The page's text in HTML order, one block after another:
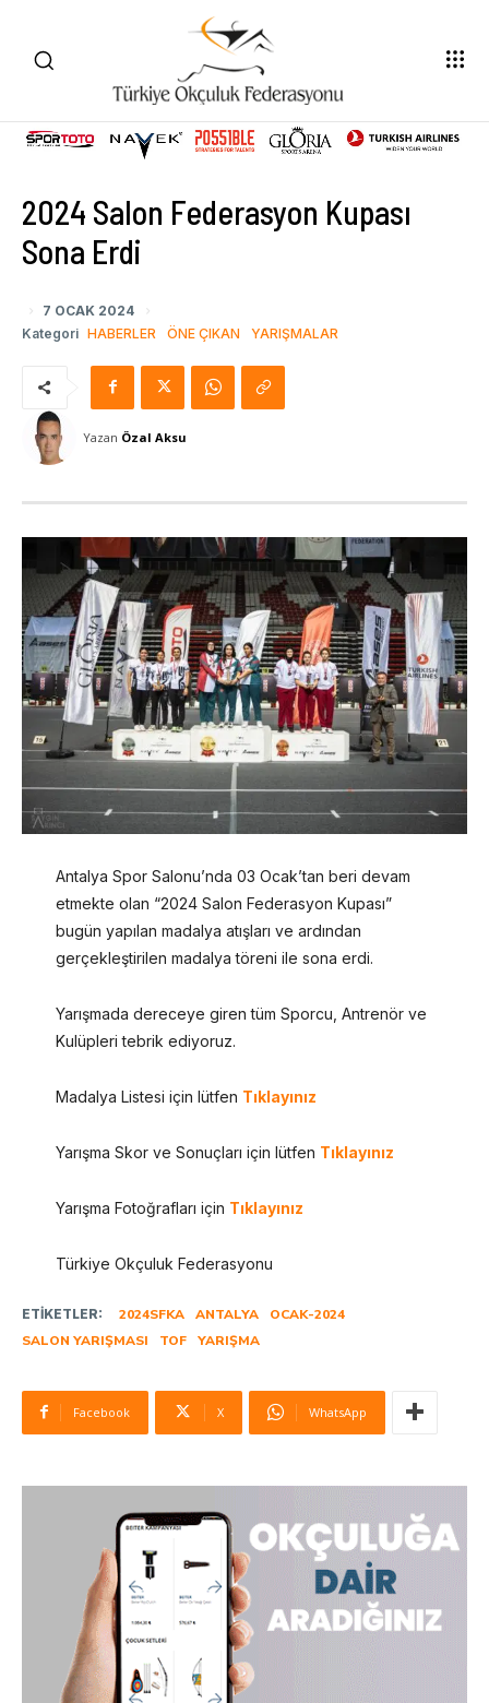
2024 Salon Federasyon Kupası
Sona Erdi
7 OCAK 2024
Kategori HABERLER ÖNE ÇIKAN YARIŞMALAR
Yazan Özal Aksu
Antalya Spor Salonu’nda 03 Ocak’tan beri devam
etmekte olan “2024 Salon Federasyon Kupası”
bugün yapılan madalya atışları ve ardından
gerçekleştirilen madalya töreni ile sona erdi.
Yarışmada dereceye giren tüm Sporcu, Antrenör ve
Kulüpleri tebrik ediyoruz.
Madalya Listesi için lütfen Tıklayınız
Yarışma Skor ve Sonuçları için lütfen Tıklayınız
Yarışma Fotoğrafları için Tıklayınız
Türkiye Okçuluk Federasyonu
ETIKETLER: 2024SFKA ANTALYA
OCAK-2024
SALON YARIŞMASI
TOF YARIŞMA
Facebook X WhatsApp